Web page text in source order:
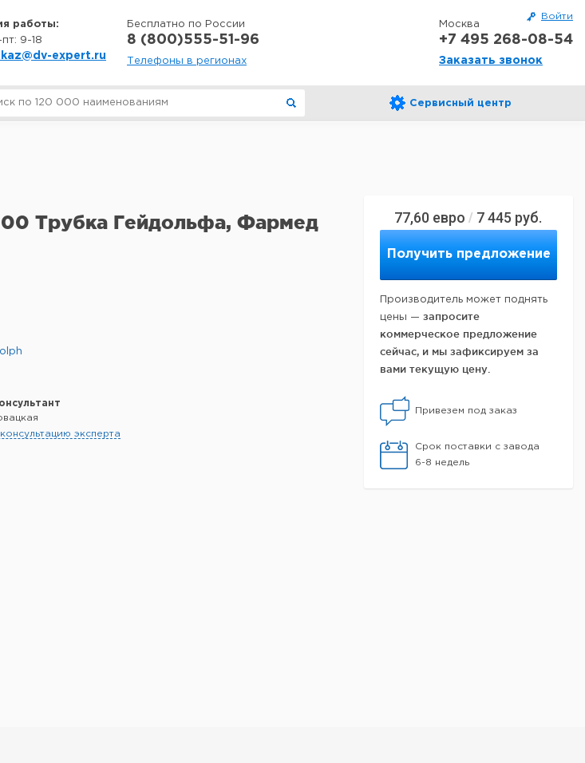
Войти
работы:
пт: 9-18
expert.ru
Бесплатно по России
8 (800)555-51-96
Телефоны в регионах
Москва
+7 495 268-08-54
Заказать звонок
Сервисный центр
77,60 евро / 7 445 руб.
Получить предложение
Производитель может поднять
цены — запросите
коммерческое предложение
сейчас, и мы зафиксируем за
вами текущую цену.
Привезем под заказ
Срок поставки с завода
6-8 недель
Трубка Гейдольфа, Фармед
эксперта